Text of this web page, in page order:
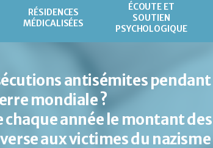
RÉSIDENCES
MÉDICALISÉES
ÉCOUTE ET
SOUTIEN
PSYCHOLOGIQUE
antisémites pendant
mondiale ?
chaque année le montant des
aux victimes du nazisme